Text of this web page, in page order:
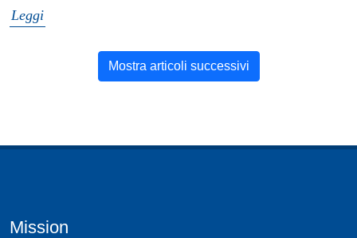
Leggi
Mostra articoli successivi
Mission